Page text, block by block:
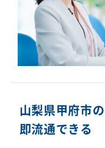
山梨県甲府市
即流通できる